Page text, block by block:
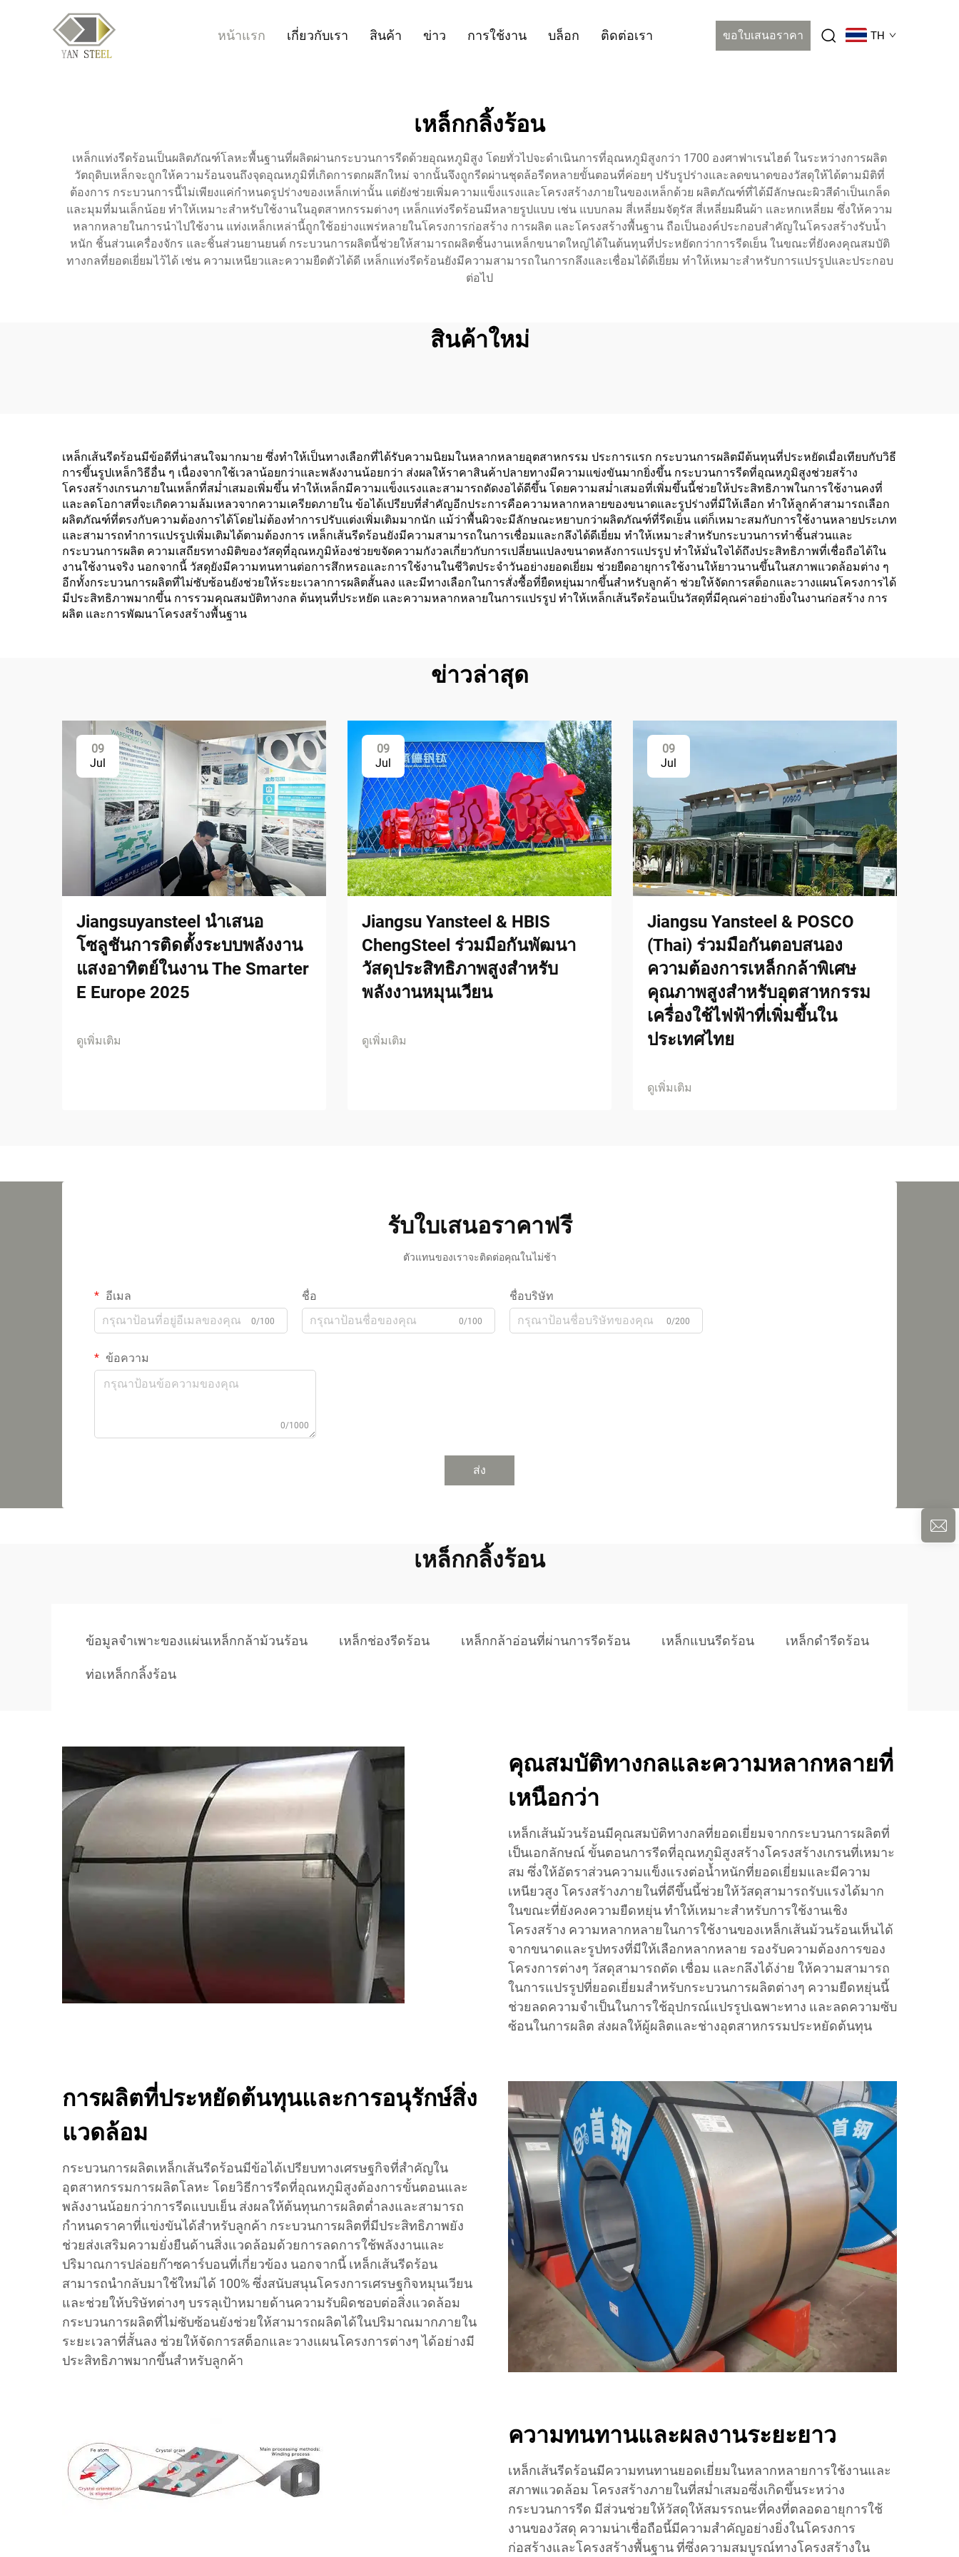
หน้าแรก เกี่ยวกับเรา สินค้า ข่าว การใช้งาน บล็อก ติดต่อเรา ขอใบเสนอราคา TH
เหล็กกลิ้งร้อน
เหล็กแท่งรีดร้อนเป็นผลิตภัณฑ์โลหะพื้นฐานที่ผลิตผ่านกระบวนการรีดด้วยอุณหภูมิสูง โดยทั่วไปจะดำเนินการที่อุณหภูมิสูงกว่า 1700 องศาฟาเรนไฮต์ ในระหว่างการผลิต
วัตถุดิบเหล็กจะถูกให้ความร้อนจนถึงจุดอุณหภูมิที่เกิดการตกผลึกใหม่ จากนั้นจึงถูกรีดผ่านชุดล้อรีดหลายขั้นตอนที่ค่อยๆ ปรับรูปร่างและลดขนาดของวัสดุให้ได้ตามมิติที่
ต้องการ กระบวนการนี้ไม่เพียงแค่กำหนดรูปร่างของเหล็กเท่านั้น แต่ยังช่วยเพิ่มความแข็งแรงและโครงสร้างภายในของเหล็กด้วย ผลิตภัณฑ์ที่ได้มีลักษณะผิวสีดำเป็นเกล็ด
และมุมที่มนเล็กน้อย ทำให้เหมาะสำหรับใช้งานในอุตสาหกรรมต่างๆ เหล็กแท่งรีดร้อนมีหลายรูปแบบ เช่น แบบกลม สี่เหลี่ยมจัตุรัส สี่เหลี่ยมผืนผ้า และหกเหลี่ยม ซึ่งให้ความ
หลากหลายในการนำไปใช้งาน แท่งเหล็กเหล่านี้ถูกใช้อย่างแพร่หลายในโครงการก่อสร้าง การผลิต และโครงสร้างพื้นฐาน ถือเป็นองค์ประกอบสำคัญในโครงสร้างรับน้ำ
หนัก ชิ้นส่วนเครื่องจักร และชิ้นส่วนยานยนต์ กระบวนการผลิตนี้ช่วยให้สามารถผลิตชิ้นงานเหล็กขนาดใหญ่ได้ในต้นทุนที่ประหยัดกว่าการรีดเย็น ในขณะที่ยังคงคุณสมบัติ
ทางกลที่ยอดเยี่ยมไว้ได้ เช่น ความเหนียวและความยืดตัวได้ดี เหล็กแท่งรีดร้อนยังมีความสามารถในการกลึงและเชื่อมได้ดีเยี่ยม ทำให้เหมาะสำหรับการแปรรูปและประกอบ
ต่อไป
สินค้าใหม่
เหล็กเส้นรีดร้อนมีข้อดีที่น่าสนใจมากมาย ซึ่งทำให้เป็นทางเลือกที่ได้รับความนิยมในหลากหลายอุตสาหกรรม ประการแรก กระบวนการผลิตมีต้นทุนที่ประหยัดเมื่อเทียบกับวิธี
การขึ้นรูปเหล็กวิธีอื่น ๆ เนื่องจากใช้เวลาน้อยกว่าและพลังงานน้อยกว่า ส่งผลให้ราคาสินค้าปลายทางมีความแข่งขันมากยิ่งขึ้น กระบวนการรีดที่อุณหภูมิสูงช่วยสร้าง
โครงสร้างเกรนภายในเหล็กที่สม่ำเสมอเพิ่มขึ้น ทำให้เหล็กมีความแข็งแรงและสามารถดัดงอได้ดีขึ้น โดยความสม่ำเสมอที่เพิ่มขึ้นนี้ช่วยให้ประสิทธิภาพในการใช้งานคงที่
และลดโอกาสที่จะเกิดความล้มเหลวจากความเครียดภายใน ข้อได้เปรียบที่สำคัญอีกประการคือความหลากหลายของขนาดและรูปร่างที่มีให้เลือก ทำให้ลูกค้าสามารถเลือก
ผลิตภัณฑ์ที่ตรงกับความต้องการได้โดยไม่ต้องทำการปรับแต่งเพิ่มเติมมากนัก แม้ว่าพื้นผิวจะมีลักษณะหยาบกว่าผลิตภัณฑ์ที่รีดเย็น แต่ก็เหมาะสมกับการใช้งานหลายประเภท
และสามารถทำการแปรรูปเพิ่มเติมได้ตามต้องการ เหล็กเส้นรีดร้อนยังมีความสามารถในการเชื่อมและกลึงได้ดีเยี่ยม ทำให้เหมาะสำหรับกระบวนการทำชิ้นส่วนและ
กระบวนการผลิต ความเสถียรทางมิติของวัสดุที่อุณหภูมิห้องช่วยขจัดความกังวลเกี่ยวกับการเปลี่ยนแปลงขนาดหลังการแปรรูป ทำให้มั่นใจได้ถึงประสิทธิภาพที่เชื่อถือได้ใน
งานใช้งานจริง นอกจากนี้ วัสดุยังมีความทนทานต่อการสึกหรอและการใช้งานในชีวิตประจำวันอย่างยอดเยี่ยม ช่วยยืดอายุการใช้งานให้ยาวนานขึ้นในสภาพแวดล้อมต่าง ๆ
อีกทั้งกระบวนการผลิตที่ไม่ซับซ้อนยังช่วยให้ระยะเวลาการผลิตสั้นลง และมีทางเลือกในการสั่งซื้อที่ยืดหยุ่นมากขึ้นสำหรับลูกค้า ช่วยให้จัดการสต็อกและวางแผนโครงการได้
มีประสิทธิภาพมากขึ้น การรวมคุณสมบัติทางกล ต้นทุนที่ประหยัด และความหลากหลายในการแปรรูป ทำให้เหล็กเส้นรีดร้อนเป็นวัสดุที่มีคุณค่าอย่างยิ่งในงานก่อสร้าง การ
ผลิต และการพัฒนาโครงสร้างพื้นฐาน
ข่าวล่าสุด
09
Jul
Jiangsuyansteel นำเสนอ
โซลูชันการติดตั้งระบบพลังงาน
แสงอาทิตย์ในงาน The Smarter
E Europe 2025
ดูเพิ่มเติม
09
Jul
Jiangsu Yansteel & HBIS
ChengSteel ร่วมมือกันพัฒนา
วัสดุประสิทธิภาพสูงสำหรับ
พลังงานหมุนเวียน
ดูเพิ่มเติม
09
Jul
Jiangsu Yansteel & POSCO
(Thai) ร่วมมือกันตอบสนอง
ความต้องการเหล็กกล้าพิเศษ
คุณภาพสูงสำหรับอุตสาหกรรม
เครื่องใช้ไฟฟ้าที่เพิ่มขึ้นใน
ประเทศไทย
ดูเพิ่มเติม
รับใบเสนอราคาฟรี
ตัวแทนของเราจะติดต่อคุณในไม่ช้า
อีเมล
0/100
ชื่อ
0/100
ชื่อบริษัท
0/200
ข้อความ
0/1000
ส่ง
เหล็กกลิ้งร้อน
ข้อมูลจำเพาะของแผ่นเหล็กกล้าม้วนร้อน เหล็กช่องรีดร้อน เหล็กกล้าอ่อนที่ผ่านการรีดร้อน เหล็กแบนรีดร้อน เหล็กดำรีดร้อน
ท่อเหล็กกลิ้งร้อน
คุณสมบัติทางกลและความหลากหลายที่
เหนือกว่า
เหล็กเส้นม้วนร้อนมีคุณสมบัติทางกลที่ยอดเยี่ยมจากกระบวนการผลิตที่
เป็นเอกลักษณ์ ขั้นตอนการรีดที่อุณหภูมิสูงสร้างโครงสร้างเกรนที่เหมาะ
สม ซึ่งให้อัตราส่วนความแข็งแรงต่อน้ำหนักที่ยอดเยี่ยมและมีความ
เหนียวสูง โครงสร้างภายในที่ดีขึ้นนี้ช่วยให้วัสดุสามารถรับแรงได้มาก
ในขณะที่ยังคงความยืดหยุ่น ทำให้เหมาะสำหรับการใช้งานเชิง
โครงสร้าง ความหลากหลายในการใช้งานของเหล็กเส้นม้วนร้อนเห็นได้
จากขนาดและรูปทรงที่มีให้เลือกหลากหลาย รองรับความต้องการของ
โครงการต่างๆ วัสดุสามารถตัด เชื่อม และกลึงได้ง่าย ให้ความสามารถ
ในการแปรรูปที่ยอดเยี่ยมสำหรับกระบวนการผลิตต่างๆ ความยืดหยุ่นนี้
ช่วยลดความจำเป็นในการใช้อุปกรณ์แปรรูปเฉพาะทาง และลดความซับ
ซ้อนในการผลิต ส่งผลให้ผู้ผลิตและช่างอุตสาหกรรมประหยัดต้นทุน
การผลิตที่ประหยัดต้นทุนและการอนุรักษ์สิ่ง
แวดล้อม
กระบวนการผลิตเหล็กเส้นรีดร้อนมีข้อได้เปรียบทางเศรษฐกิจที่สำคัญใน
อุตสาหกรรมการผลิตโลหะ โดยวิธีการรีดที่อุณหภูมิสูงต้องการขั้นตอนและ
พลังงานน้อยกว่าการรีดแบบเย็น ส่งผลให้ต้นทุนการผลิตต่ำลงและสามารถ
กำหนดราคาที่แข่งขันได้สำหรับลูกค้า กระบวนการผลิตที่มีประสิทธิภาพยัง
ช่วยส่งเสริมความยั่งยืนด้านสิ่งแวดล้อมด้วยการลดการใช้พลังงานและ
ปริมาณการปล่อยก๊าซคาร์บอนที่เกี่ยวข้อง นอกจากนี้ เหล็กเส้นรีดร้อน
สามารถนำกลับมาใช้ใหม่ได้ 100% ซึ่งสนับสนุนโครงการเศรษฐกิจหมุนเวียน
และช่วยให้บริษัทต่างๆ บรรลุเป้าหมายด้านความรับผิดชอบต่อสิ่งแวดล้อม
กระบวนการผลิตที่ไม่ซับซ้อนยังช่วยให้สามารถผลิตได้ในปริมาณมากภายใน
ระยะเวลาที่สั้นลง ช่วยให้จัดการสต็อกและวางแผนโครงการต่างๆ ได้อย่างมี
ประสิทธิภาพมากขึ้นสำหรับลูกค้า
ความทนทานและผลงานระยะยาว
เหล็กเส้นรีดร้อนมีความทนทานยอดเยี่ยมในหลากหลายการใช้งานและ
สภาพแวดล้อม โครงสร้างภายในที่สม่ำเสมอซึ่งเกิดขึ้นระหว่าง
กระบวนการรีด มีส่วนช่วยให้วัสดุให้สมรรถนะที่คงที่ตลอดอายุการใช้
งานของวัสดุ ความน่าเชื่อถือนี้มีความสำคัญอย่างยิ่งในโครงการ
ก่อสร้างและโครงสร้างพื้นฐาน ที่ซึ่งความสมบูรณ์ทางโครงสร้างใน